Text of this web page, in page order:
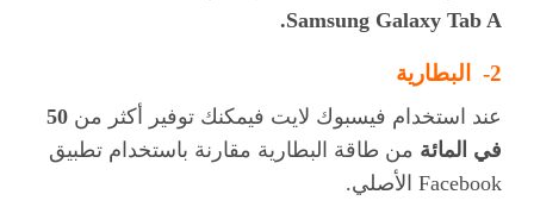
Samsung Galaxy Tab A.
2- البطارية
عند استخدام فيسبوك لايت فيمكنك توفير أكثر من 50
في المائة من طاقة البطارية مقارنة باستخدام تطبيق
Facebook الأصلي.